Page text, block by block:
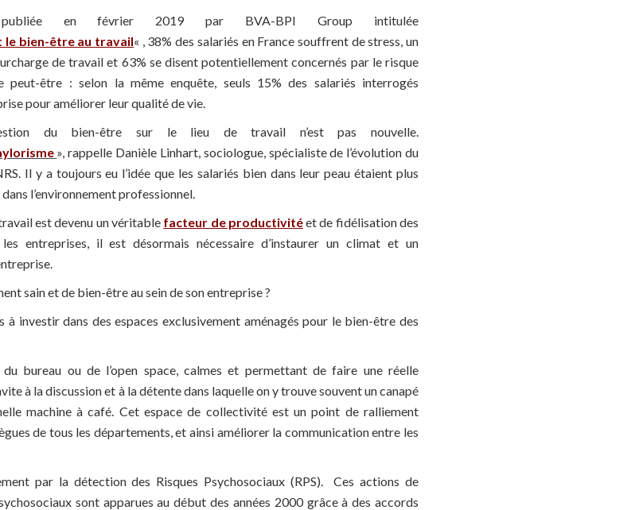
en février 2019 par BVA-BPI Group intitulée
le bien-être au travail« , 38% des salariés en France souffrent de stress, un
de travail et 63% se disent potentiellement concernés par le risque
peut-être : selon la même enquête, seuls 15% des salariés interrogés
pour améliorer leur qualité de vie.
du bien-être sur le lieu de travail n’est pas nouvelle.
», rappelle Danièle Linhart, sociologue, spécialiste de l’évolution du
Il y a toujours eu l’idée que les salariés bien dans leur peau étaient plus
l’environnement professionnel.
est devenu un véritable facteur de productivitéet de fidélisation des
entreprises, il est désormais nécessaire d’instaurer un climat et un
sain et de bien-être au sein de son entreprise ?
à investir dans des espaces exclusivement aménagés pour le bien-être des
du bureau ou de l’open space, calmes et permettant de faire une réelle
à la discussion et à la détente dans laquelle on y trouve souvent un canapé
machine à café. Cet espace de collectivité est un point de ralliement
de tous les départements, et ainsi améliorer la communication entre les
par la détection des Risques Psychosociaux (RPS). Ces actions de
sont apparues au début des années 2000 grâce à des accords